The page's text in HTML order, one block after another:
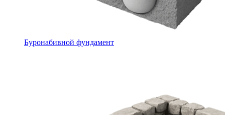
Буронабивной фундамент